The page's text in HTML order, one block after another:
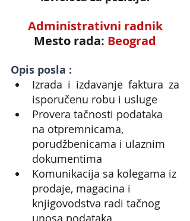
Administrativni radnik
Mesto rada: Beograd
Opis posla :
Izrada i izdavanje faktura za
isporučenu robu i usluge
Provera tačnosti podataka
na otpremnicama,
porudžbenicama i ulaznim
dokumentima
Komunikacija sa kolegama iz
prodaje, magacina i
knjigovodstva radi tačnog
unosa podataka